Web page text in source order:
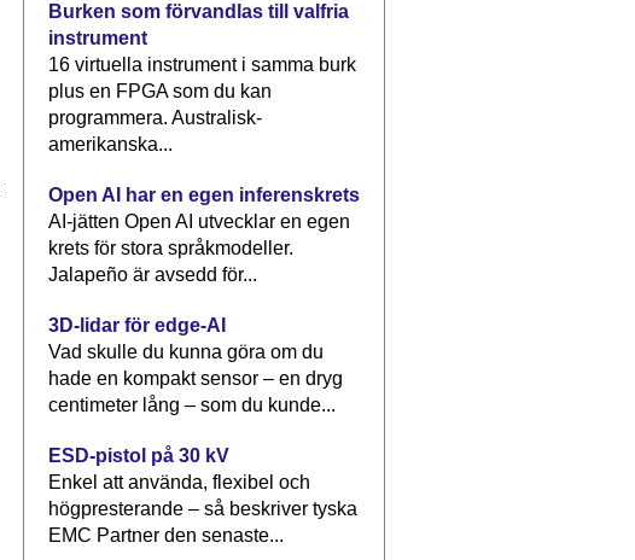
Burken som förvandlas till valfria
instrument
16 virtuella instrument i samma burk
plus en FPGA som du kan
programmera. Australisk-
amerikanska...
Open AI har en egen inferenskrets
AI-jätten Open AI utvecklar en egen
krets för stora språkmodeller.
Jalapeño är avsedd för...
3D-lidar för edge-AI
Vad skulle du kunna göra om du
hade en kompakt sensor – en dryg
centimeter lång – som du kunde...
ESD-pistol på 30 kV
Enkel att använda, flexibel och
högpresterande – så beskriver tyska
EMC Partner den senaste...